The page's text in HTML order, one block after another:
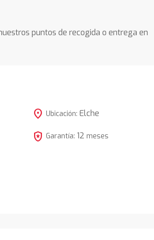
puntos de recogida o entrega en
location_on Ubicación: Elche
local_police Garantía: 12 meses